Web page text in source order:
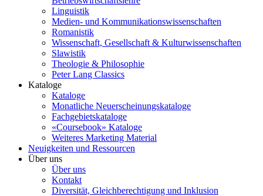
Linguistik
Medien- und Kommunikationswissenschaften
Romanistik
Wissenschaft, Gesellschaft & Kulturwissenschaften
Slawistik
Theologie & Philosophie
Peter Lang Classics
Kataloge
Kataloge
Monatliche Neuerscheinungskataloge
Fachgebietskataloge
«Coursebook» Kataloge
Weiteres Marketing Material
Neuigkeiten und Ressourcen
Über uns
Über uns
Kontakt
Diversität, Gleichberechtigung und Inklusion